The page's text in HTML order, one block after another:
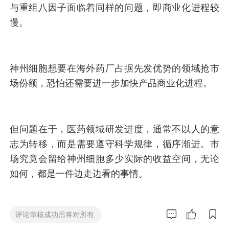
与重组八因子面临着同样的问题，即商业化进程较
慢。
神州细胞想要在海外药厂占据先发优势的领域抢市
场份额，恐怕还需要进一步加快产品商业化进程。
但问题在于，医药领域研发进度，通常不以人的意
志为转移，而是需要遵守科学规律，循序渐进。市
场究竟会留给神州细胞多少实际的收益空间，无论
如何，都是一件边走边看的事情。
  